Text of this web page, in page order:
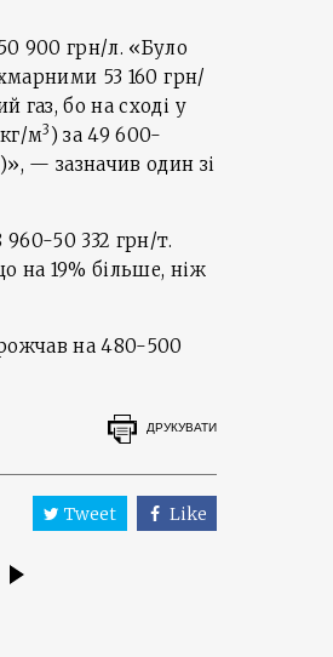
900 грн/л. «Було
53 160 грн/
газ, бо на сході у
м3 ) за 49 600-
)», — зазначив один зі
960-50 332 грн/т.
на 19% більше, ніж
на 480-500
ДРУКУВАТИ
Tweet Like